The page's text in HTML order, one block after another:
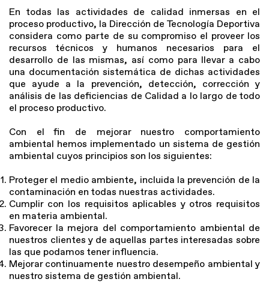
En todas las actividades de calidad inmersas en el
proceso productivo, la Dirección de Tecnología Deportiva
considera como parte de su compromiso el proveer los
recursos técnicos y humanos necesarios para el
desarrollo de las mismas, así como para llevar a cabo
una documentación sistemática de dichas actividades
que ayude a la prevención, detección, corrección y
análisis de las deficiencias de Calidad a lo largo de todo
el proceso productivo.
Con el fin de mejorar nuestro comportamiento
ambiental hemos implementado un sistema de gestión
ambiental cuyos principios son los siguientes:
Proteger el medio ambiente, incluida la prevención de la
contaminación en todas nuestras actividades.
Cumplir con los requisitos aplicables y otros requisitos
en materia ambiental.
Favorecer la mejora del comportamiento ambiental de
nuestros clientes y de aquellas partes interesadas sobre
las que podamos tener influencia.
Mejorar continuamente nuestro desempeño ambiental y
nuestro sistema de gestión ambiental.